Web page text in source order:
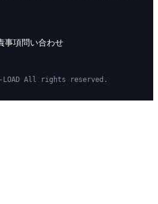
事項問い合わせ
LOAD All rights reserved.